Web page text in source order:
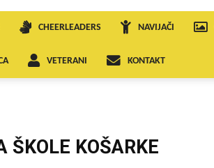
CHEERLEADERS NAVIJAČI
VETERANI KONTAKT
ŠKOLE KOŠARKE